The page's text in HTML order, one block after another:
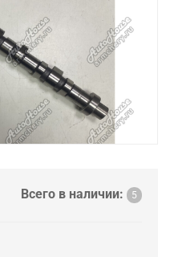
Всего в наличии: 5